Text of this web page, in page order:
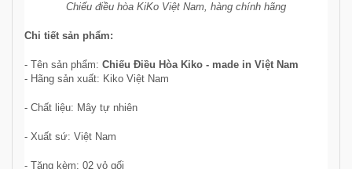
Chiếu điều hòa KiKo Việt Nam, hàng chính hãng
Chi tiết sản phẩm:
- Tên sản phẩm: Chiếu Điều Hòa Kiko - made in Việt Nam
- Hãng sản xuất: Kiko Việt Nam
- Chất liệu: Mây tự nhiên
- Xuất sứ: Việt Nam
- Tặng kèm: 02 vỏ gối